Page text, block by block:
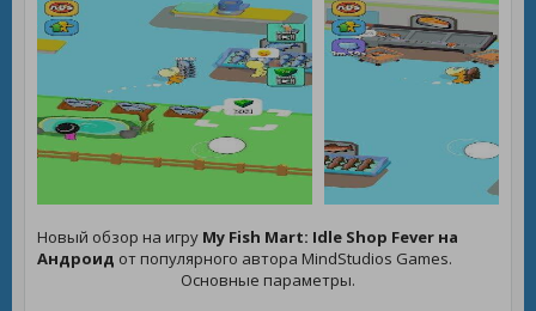
Новый обзор на игру My Fish Mart: Idle Shop Fever на
Андроид от популярного автора MindStudios Games.
Основные параметры.